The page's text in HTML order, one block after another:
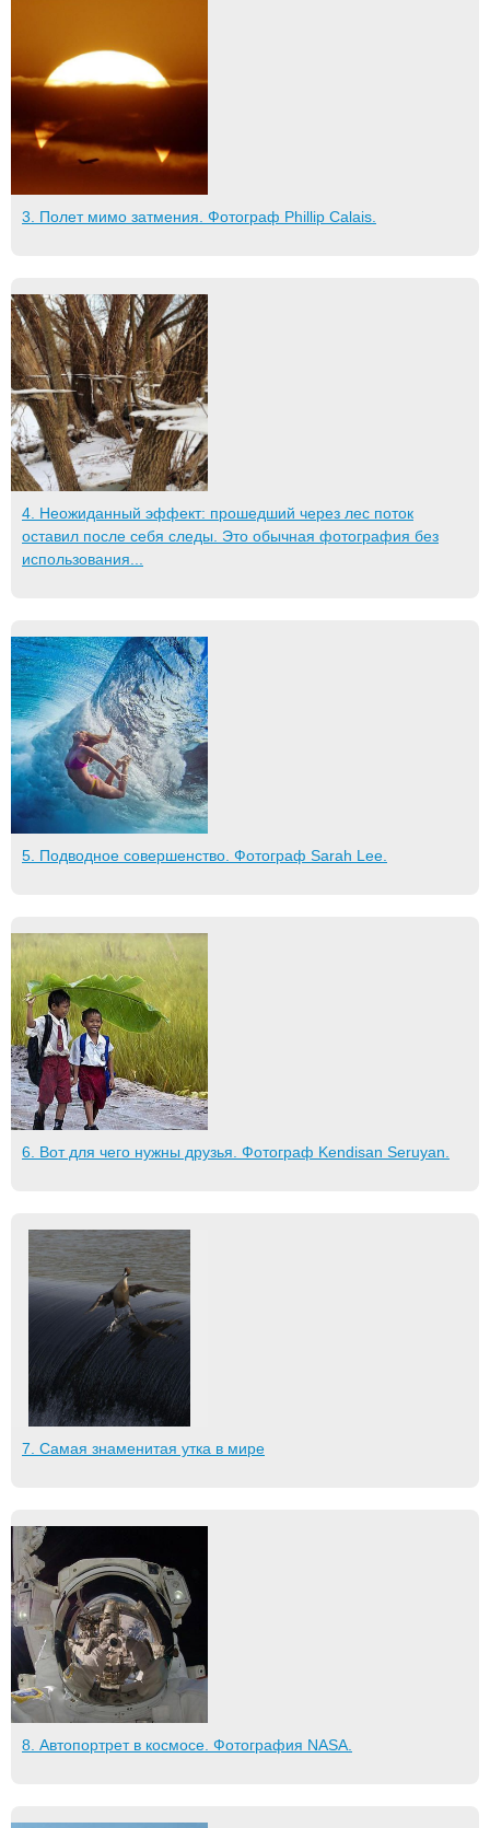
3. Полет мимо затмения. Фотограф Phillip Calais.
4. Неожиданный эффект: прошедший через лес поток
оставил после себя следы. Это обычная фотография без
использования...
5. Подводное совершенство. Фотограф Sarah Lee.
6. Вот для чего нужны друзья. Фотограф Kendisan Seruyan.
7. Самая знаменитая утка в мире
8. Автопортрет в космосе. Фотография NASA.